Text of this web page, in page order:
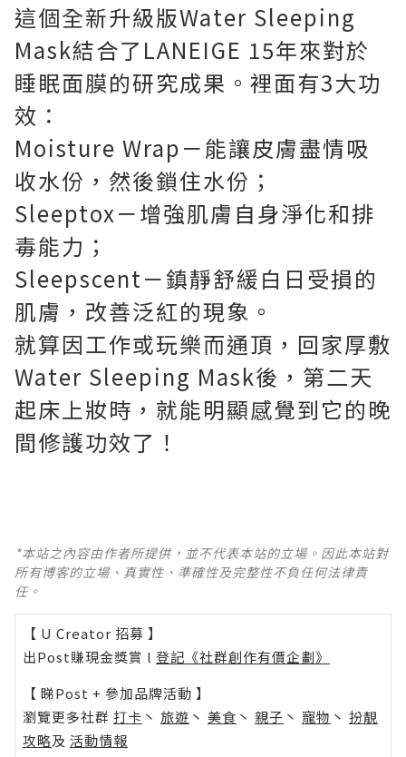
這個全新升級版Water Sleeping
Mask結合了LANEIGE 15年來對於
睡眠面膜的研究成果。裡面有3大功
效：
Moisture Wrap－能讓皮膚盡情吸
收水份，然後鎖住水份；
Sleeptox－增強肌膚自身淨化和排
毒能力；
Sleepscent－鎮靜舒緩白日受損的
肌膚，改善泛紅的現象。
就算因工作或玩樂而通頂，回家厚敷
Water Sleeping Mask後，第二天
起床上妝時，就能明顯感覺到它的晚
間修護功效了！
*本站之內容由作者所提供，並不代表本站的立場。因此本站對
所有博客的立場、真實性、準確性及完整性不負任何法律責
任。
【 U Creator 招募 】
出Post賺現金獎賞 l 登記《社群創作有價企劃》
【 睇Post + 參加品牌活動 】
瀏覽更多社群 打卡 丶 旅遊 丶 美食 丶 親子 丶 寵物 丶 扮靚
攻略及 活動情報